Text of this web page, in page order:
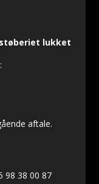
støberiet lukket
aftale.
98 38 00 87